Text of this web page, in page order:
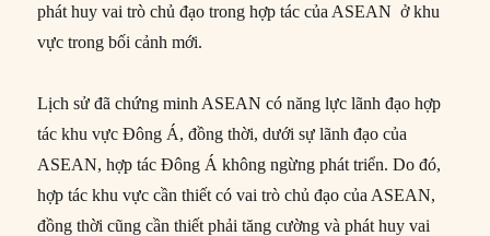
phát huy vai trò chủ đạo trong hợp tác của ASEAN ở khu
vực trong bối cảnh mới.
Lịch sử đã chứng minh ASEAN có năng lực lãnh đạo hợp
tác khu vực Đông Á, đồng thời, dưới sự lãnh đạo của
ASEAN, hợp tác Đông Á không ngừng phát triển. Do đó,
hợp tác khu vực cần thiết có vai trò chủ đạo của ASEAN,
đồng thời cũng cần thiết phải tăng cường và phát huy vai